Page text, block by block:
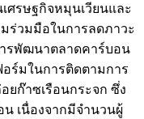
ศรษฐกิจหมุนเวียนและ
ร่วมมือในการลดภาวะ
รพัฒนาตลาดคาร์บอน
ร์มในการติดตามการ
ยก๊าซเรือนกระจก ซึ่ง
น เนื่องจากมีจำนวนผู้